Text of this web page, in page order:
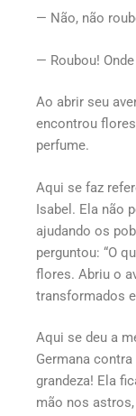
— Não, não
— Roubou!
Ao abrir seu
encontrou
perfume.
Aqui se faz
Isabel. Ela não
ajudando os
perguntou: “O
flores. Abriu o
transformados
Aqui se deu a
Germana
grandeza! Ela
mão nos